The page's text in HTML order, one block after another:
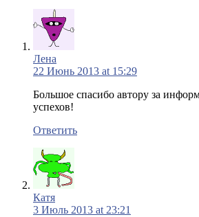
Лена
22 Июнь 2013 at 15:29
Большое спасибо автору за
успехов!
Ответить
Катя
3 Июль 2013 at 23:21